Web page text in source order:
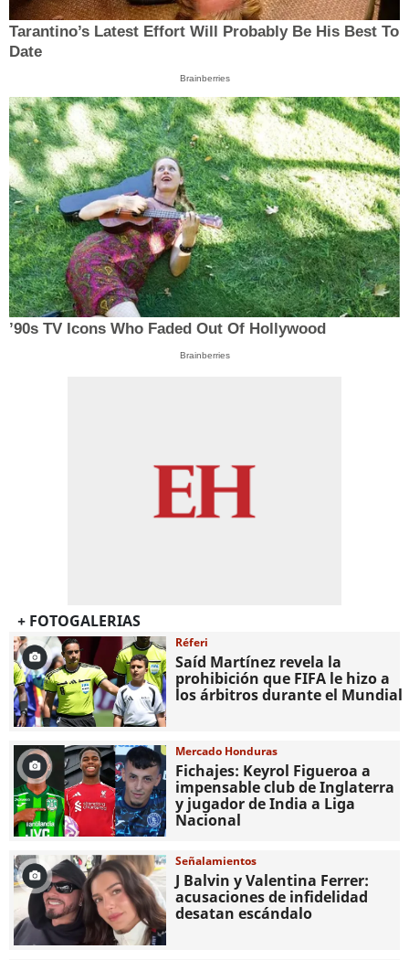
Tarantino’s Latest Effort Will Probably Be His Best To
Date
Brainberries
’90s TV Icons Who Faded Out Of Hollywood
Brainberries
+ FOTOGALERIAS
Réferi
Saíd Martínez revela la
prohibición que FIFA le hizo a
los árbitros durante el Mundial
Mercado Honduras
Fichajes: Keyrol Figueroa a
impensable club de Inglaterra
y jugador de India a Liga
Nacional
Señalamientos
J Balvin y Valentina Ferrer:
acusaciones de infidelidad
desatan escándalo